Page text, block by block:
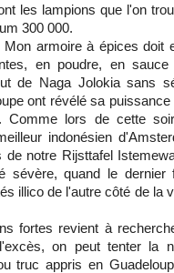
les lampions que l'on
300 000.
armoire à épices doit
en poudre, en
de Naga Jolokia sans
ont révélé sa
Comme lors de cette
indonésien
de notre Rijsttafel
sévère, quand le dernier
illico de l'autre côté de la
fortes revient à
on peut tenter la
truc appris en